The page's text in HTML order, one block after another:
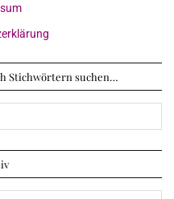
Stichwörtern suchen…